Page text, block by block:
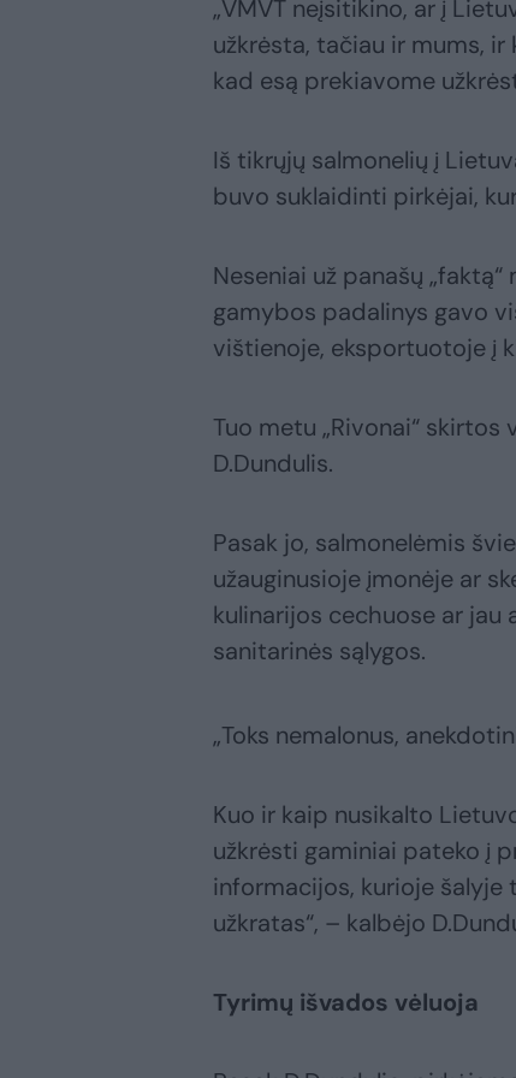
„VMVT neįsitikino, ar į
užkrėsta, tačiau ir mums,
kad esą prekiavome
Iš tikrųjų salmonelių į
buvo suklaidinti pirkėjai,
Neseniai už panašų
gamybos padalinys gavo
vištienoje, eksportuotoje į
Tuo metu „Rivonai“
D.Dundulis.
Pasak jo, salmonelėmis
užauginusioje įmonėje ar
kulinarijos cechuose ar
sanitarinės sąlygos.
„Toks nemalonus,
Kuo ir kaip nusikalto
užkrėsti gaminiai pateko į
informacijos, kurioje šalyje
užkratas“, – kalbėjo
Tyrimų išvados vėluoja